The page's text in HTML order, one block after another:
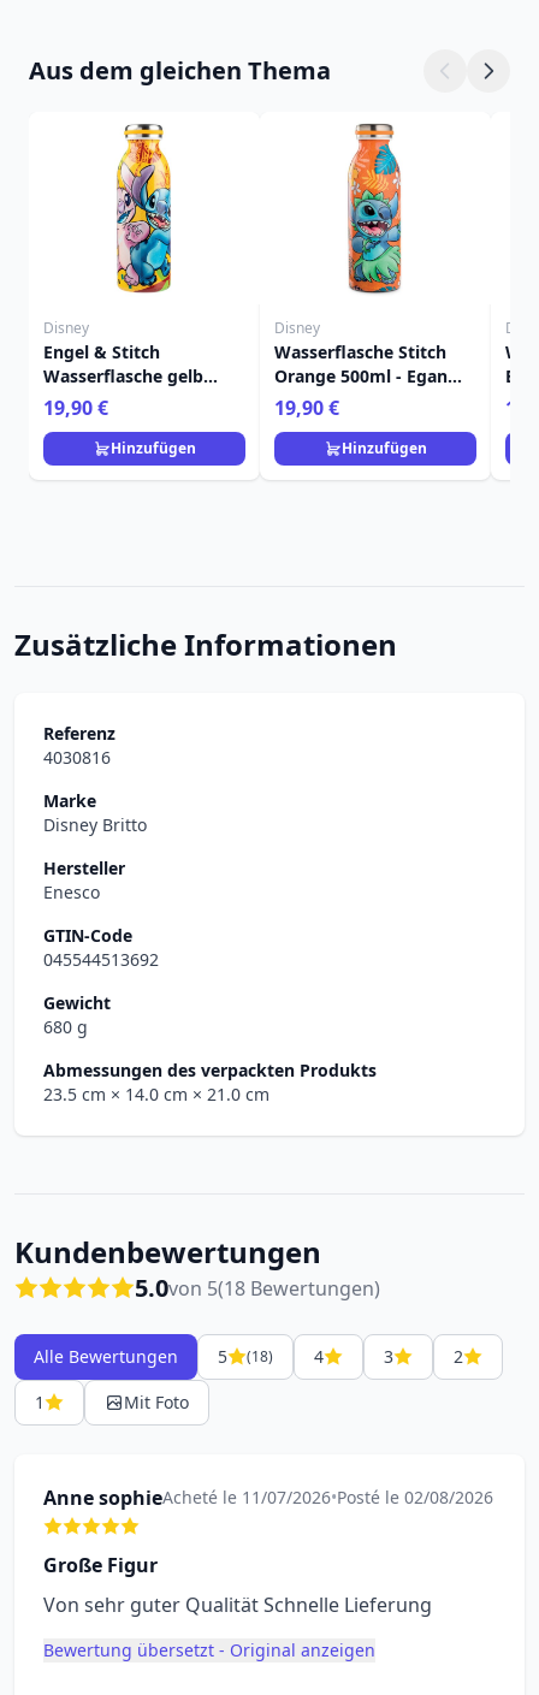
Aus dem gleichen Thema
Disney
Engel & Stitch
Wasserflasche gelb
500ml - Egan Disney
Home
19,90 €
Hinzufügen
Disney
Wasserflasche Stitch
Orange 500ml - Egan
Disney Home
19,90 €
Hinzufügen
Zusätzliche Informationen
Referenz
4030816
Marke
Disney Britto
Hersteller
Enesco
GTIN-Code
045544513692
Gewicht
680 g
Abmessungen des verpackten Produkts
23.5 cm × 14.0 cm × 21.0 cm
Kundenbewertungen
5.0von 5(18 Bewertungen)
Alle Bewertungen 5 (18) 4 3
2
1
Mit Foto
Anne sophieAcheté le 11/07/2026•Posté le 02/08/2026
Große Figur
Von sehr guter Qualität Schnelle Lieferung
Bewertung übersetzt - Original anzeigen